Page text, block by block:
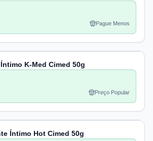
Pague Menos
K-Med Cimed 50g
Preço Popular
Íntimo Hot Cimed 50g